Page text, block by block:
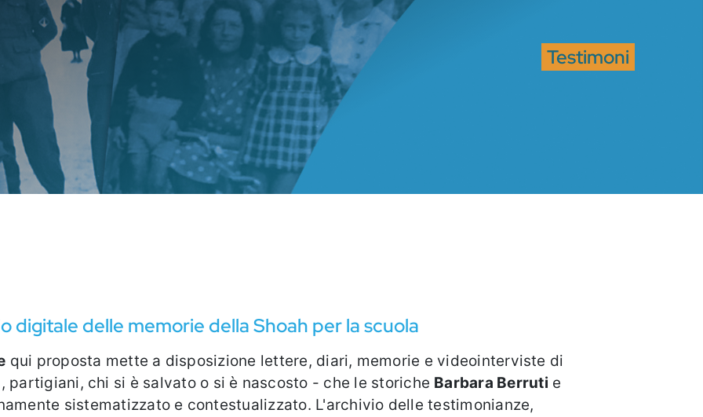
Testimoni
digitale delle memorie della Shoah per la scuola
qui proposta mette a disposizione lettere, diari, memorie e videointerviste di
partigiani, chi si è salvato o si è nascosto - che le storiche Barbara Berruti e
e contestualizzato. L'archivio delle testimonianze,